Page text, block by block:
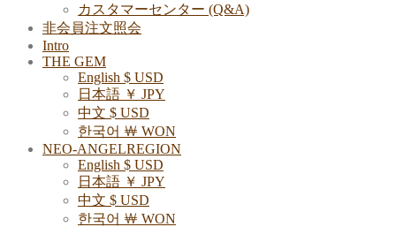
カスタマーセンター (Q&A)
非会員注文照会
Intro
THE GEM
English $ USD
日本語 ￥ JPY
中文 $ USD
한국어 ￦ WON
NEO-ANGELREGION
English $ USD
日本語 ￥ JPY
中文 $ USD
한국어 ￦ WON